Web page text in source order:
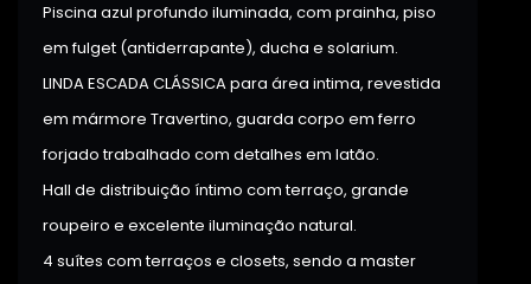
Piscina azul profundo iluminada, com prainha, piso
em fulget (antiderrapante), ducha e solarium.
LINDA ESCADA CLÁSSICA para área intima, revestida
em mármore Travertino, guarda corpo em ferro
forjado trabalhado com detalhes em latão.
Hall de distribuição íntimo com terraço, grande
roupeiro e excelente iluminação natural.
4 suítes com terraços e closets, sendo a master